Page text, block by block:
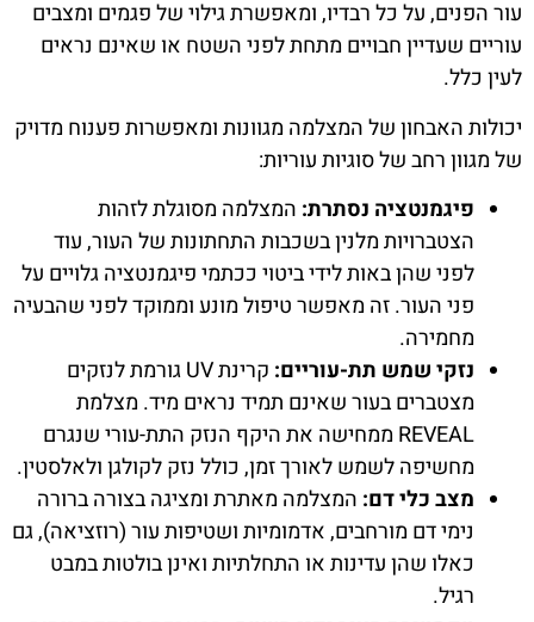
עור הפנים, על כל רבדיו, ומאפשרת גילוי של פגמים ומצבים
עוריים שעדיין חבויים מתחת לפני השטח או שאינם נראים
לעין כלל.
יכולות האבחון של המצלמה מגוונות ומאפשרות פענוח מדויק
של מגוון רחב של סוגיות עוריות:
פיגמנטציה נסתרת: המצלמה מסוגלת לזהות
הצטברויות מלנין בשכבות התחתונות של העור, עוד
לפני שהן באות לידי ביטוי ככתמי פיגמנטציה גלויים על
פני העור. זה מאפשר טיפול מונע וממוקד לפני שהבעיה
מחמירה.
נזקי שמש תת-עוריים:
קרינת UV גורמת לנזקים
מצטברים בעור שאינם תמיד נראים מיד. מצלמת
REVEAL ממחישה את היקף הנזק התת-עורי שנגרם
מחשיפה לשמש לאורך זמן, כולל נזק לקולגן ולאלסטין.
מצב כלי דם: המצלמה מאתרת ומציגה בצורה ברורה
נימי דם מורחבים, אדמומיות ושטיפות עור (רוזציאה), גם
כאלו שהן עדינות או התחלתיות ואינן בולטות במבט
רגיל.